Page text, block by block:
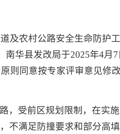
及农村公路安全生命防护
华县发改局于2025年4月
则同意按专家评审意见修
，受前区规划限制，在实
不满足防撞要求和部分高